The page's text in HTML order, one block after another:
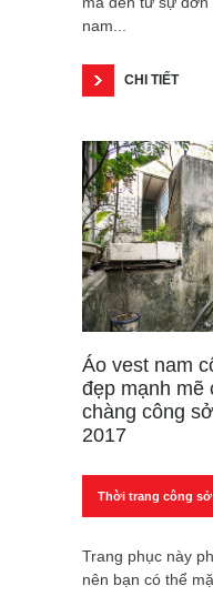
nam...
CHI TIẾT
Áo vest nam
đẹp mạnh mẽ
chàng công
2017
Thời trang công sở
Trang phục này
nên bạn có thể